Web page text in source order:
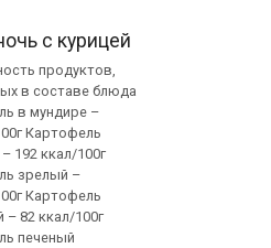
с курицей
продуктов,
в составе блюда
в мундире –
Картофель
192 ккал/100г
зрелый –
Картофель
– 82 ккал/100г
печеный